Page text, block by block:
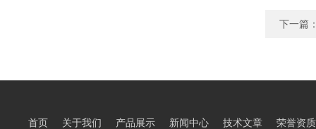
下一篇
首页 关于我们 产品展示 新闻中心 技术文章 荣誉资质